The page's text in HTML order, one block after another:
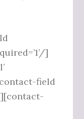
]
field
][contact-